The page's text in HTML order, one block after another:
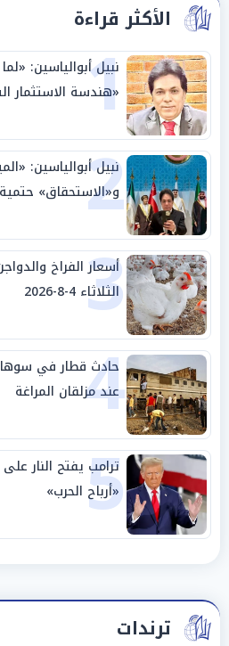
الأكثر قراءة
1
نبيل أبوالياسين:
«هندسة الاستثمار
بالوطن» و«سيادة
2
نبيل أبوالياسين:
و«الاستحقاق»
الجامعة العربية
3
أسعار الفراخ
الثلاثاء 4-8-2026
4
حادث قطار في
عند مزلقان المراغة
5
ترامب يفتح النار
«أرباح الحرب»
ترندات